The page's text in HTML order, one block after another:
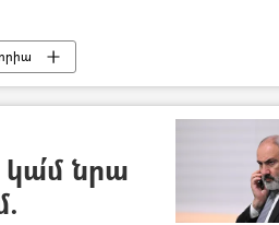
նրա